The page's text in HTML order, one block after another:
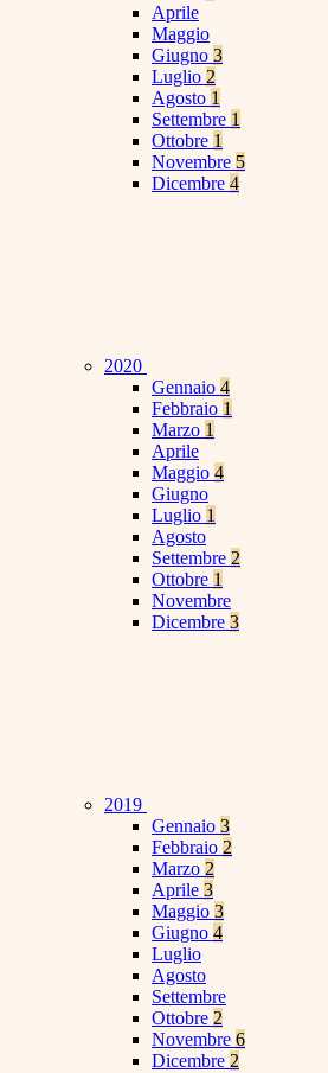
Aprile
Maggio
Giugno 3
Luglio 2
Agosto 1
Settembre 1
Ottobre 1
Novembre 5
Dicembre 4
2020
Gennaio 4
Febbraio 1
Marzo 1
Aprile
Maggio 4
Giugno
Luglio 1
Agosto
Settembre 2
Ottobre 1
Novembre
Dicembre 3
2019
Gennaio 3
Febbraio 2
Marzo 2
Aprile 3
Maggio 3
Giugno 4
Luglio
Agosto
Settembre
Ottobre 2
Novembre 6
Dicembre 2